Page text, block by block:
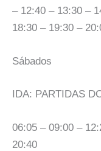
– 12:40 – 13:30 –
18:30 – 19:30 –
Sábados
IDA: PARTIDAS
06:05 – 09:00 –
20:40